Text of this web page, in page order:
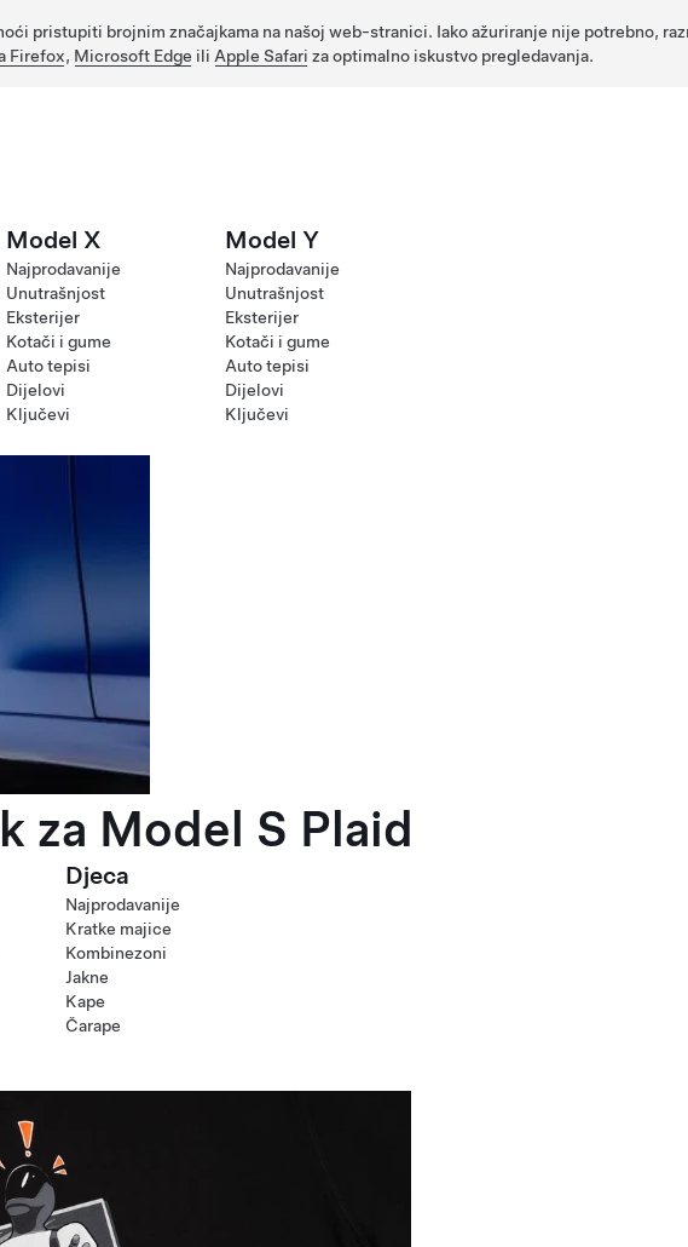
pristupiti brojnim značajkama na našoj web-stranici. Iako ažuriranje nije potrebno,
Firefox, Microsoft Edge ili Apple Safari za optimalno iskustvo pregledavanja.
Model X
Najprodavanije
Unutrašnjost
Eksterijer
Kotači i gume
Auto tepisi
Dijelovi
Ključevi
Model Y
Najprodavanije
Unutrašnjost
Eksterijer
Kotači i gume
Auto tepisi
Dijelovi
Ključevi
za Model S Plaid
Djeca
Najprodavanije
Kratke majice
Kombinezoni
Jakne
Kape
Čarape